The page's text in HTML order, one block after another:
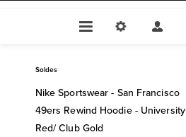
Soldes
Nike Sportswear - San Francisco
49ers Rewind Hoodie - University
Red/ Club Gold